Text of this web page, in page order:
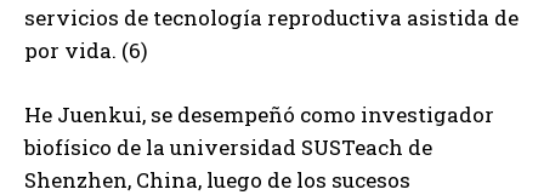
servicios de tecnología reproductiva asistida de
por vida. (6)
He Juenkui, se desempeñó como investigador
biofísico de la universidad SUSTeach de
Shenzhen, China, luego de los sucesos